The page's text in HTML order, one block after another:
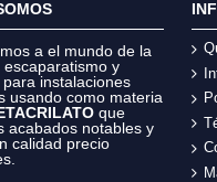
a el mundo de la
escaparatismo y
instalaciones
usando como materia
que
acabados notables y
calidad precio